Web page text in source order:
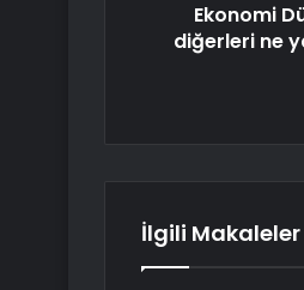
Ekonomi
diğerleri ne
İlgili Makaleler